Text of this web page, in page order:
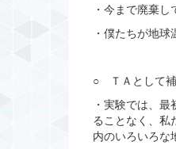
・今まで廃棄
・僕たちが地
○ ＴＡとして補
・実験では、
ることなく、私
内のいろいろな